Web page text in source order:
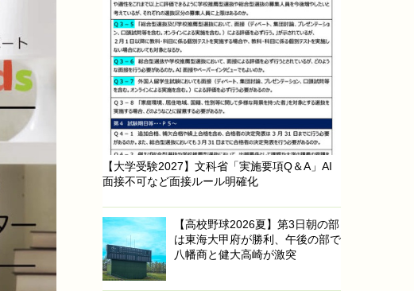
【大学受験2027】文科省「実施要項Q＆A」AI
面接不可など面接ルール明確化
【高校野球2026夏】第3日朝の部
は東海大甲府が勝利、午後の部で
八幡商と健大高崎が激突